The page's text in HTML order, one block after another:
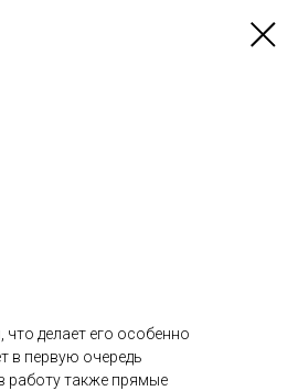
делает его особенно
в первую очередь
работу также прямые